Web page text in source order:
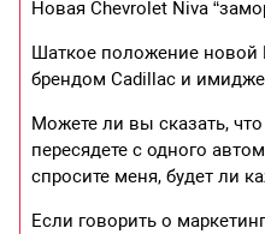
Новая Chevrolet Niva
Шаткое положение новой
брендом Cadillac и
Можете ли вы сказать,
пересядете с одного
спросите меня, будет ли
Если говорить о